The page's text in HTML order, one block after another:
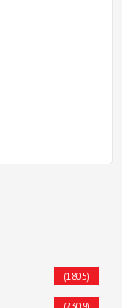
(1805)